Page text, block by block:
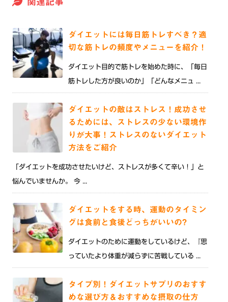
ダイエットには毎日筋トレすべき？適
切な筋トレの頻度やメニューを紹介！
ダイエット目的で筋トレを始めた時に、「毎日
筋トレした方が良いのか」「どんなメニュ ...
ダイエットの敵はストレス！成功させ
るためには、ストレスの少ない環境作
りが大事！ストレスのないダイエット
方法をご紹介
「ダイエットを成功させたいけど、ストレスが多くて辛い！」と
悩んでいませんか。 今 ...
ダイエットをする時、運動のタイミン
グは食前と食後どっちがいいの?
ダイエットのために運動をしているけど、『思
っていたより体重が減らずに苦戦している ...
タイプ別！ダイエットサプリのおすす
めな選び方＆おすすめな摂取の仕方